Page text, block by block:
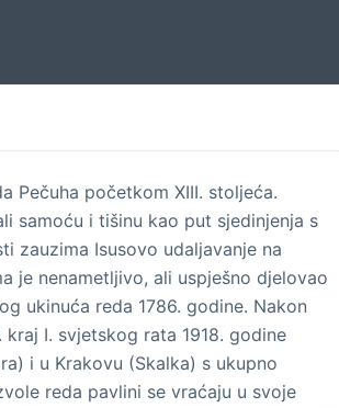
Pečuha početkom XIII. stoljeća.
samoću i tišinu kao put sjedinjenja s
zauzima Isusovo udaljavanje na
je nenametljivo, ali uspješno djelovao
ukinuća reda 1786. godine. Nakon
kraj I. svjetskog rata 1918. godine
i u Krakovu (Skalka) s ukupno
reda pavlini se vraćaju u svoje